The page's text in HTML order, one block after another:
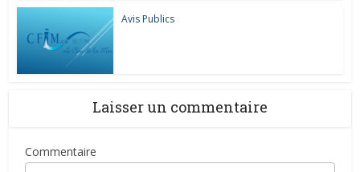
Avis Publics
Laisser un commentaire
Commentaire